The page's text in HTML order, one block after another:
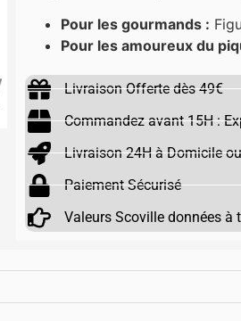
Pour les gourmands :
Pour les amoureux du
Livraison Offerte dès 49€
Commandez avant 15H :
Livraison 24H à Domicile
Paiement Sécurisé
Valeurs Scoville données